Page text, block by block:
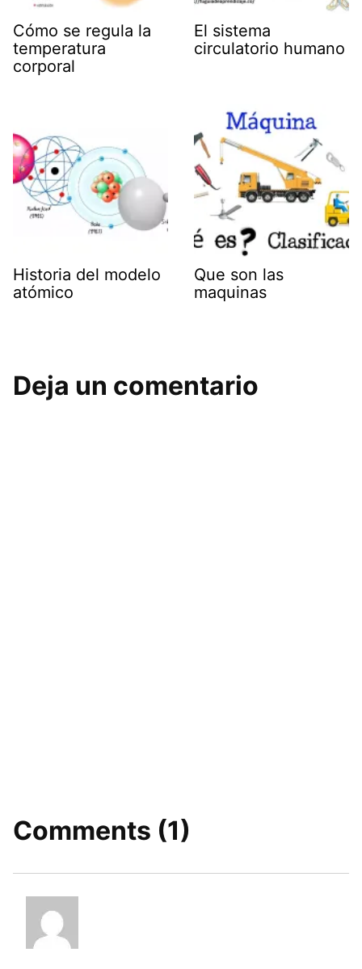
Cómo se regula la
temperatura
corporal
El sistema
circulatorio humano
Historia del modelo
atómico
Que son las
maquinas
Deja un comentario
Comments (1)